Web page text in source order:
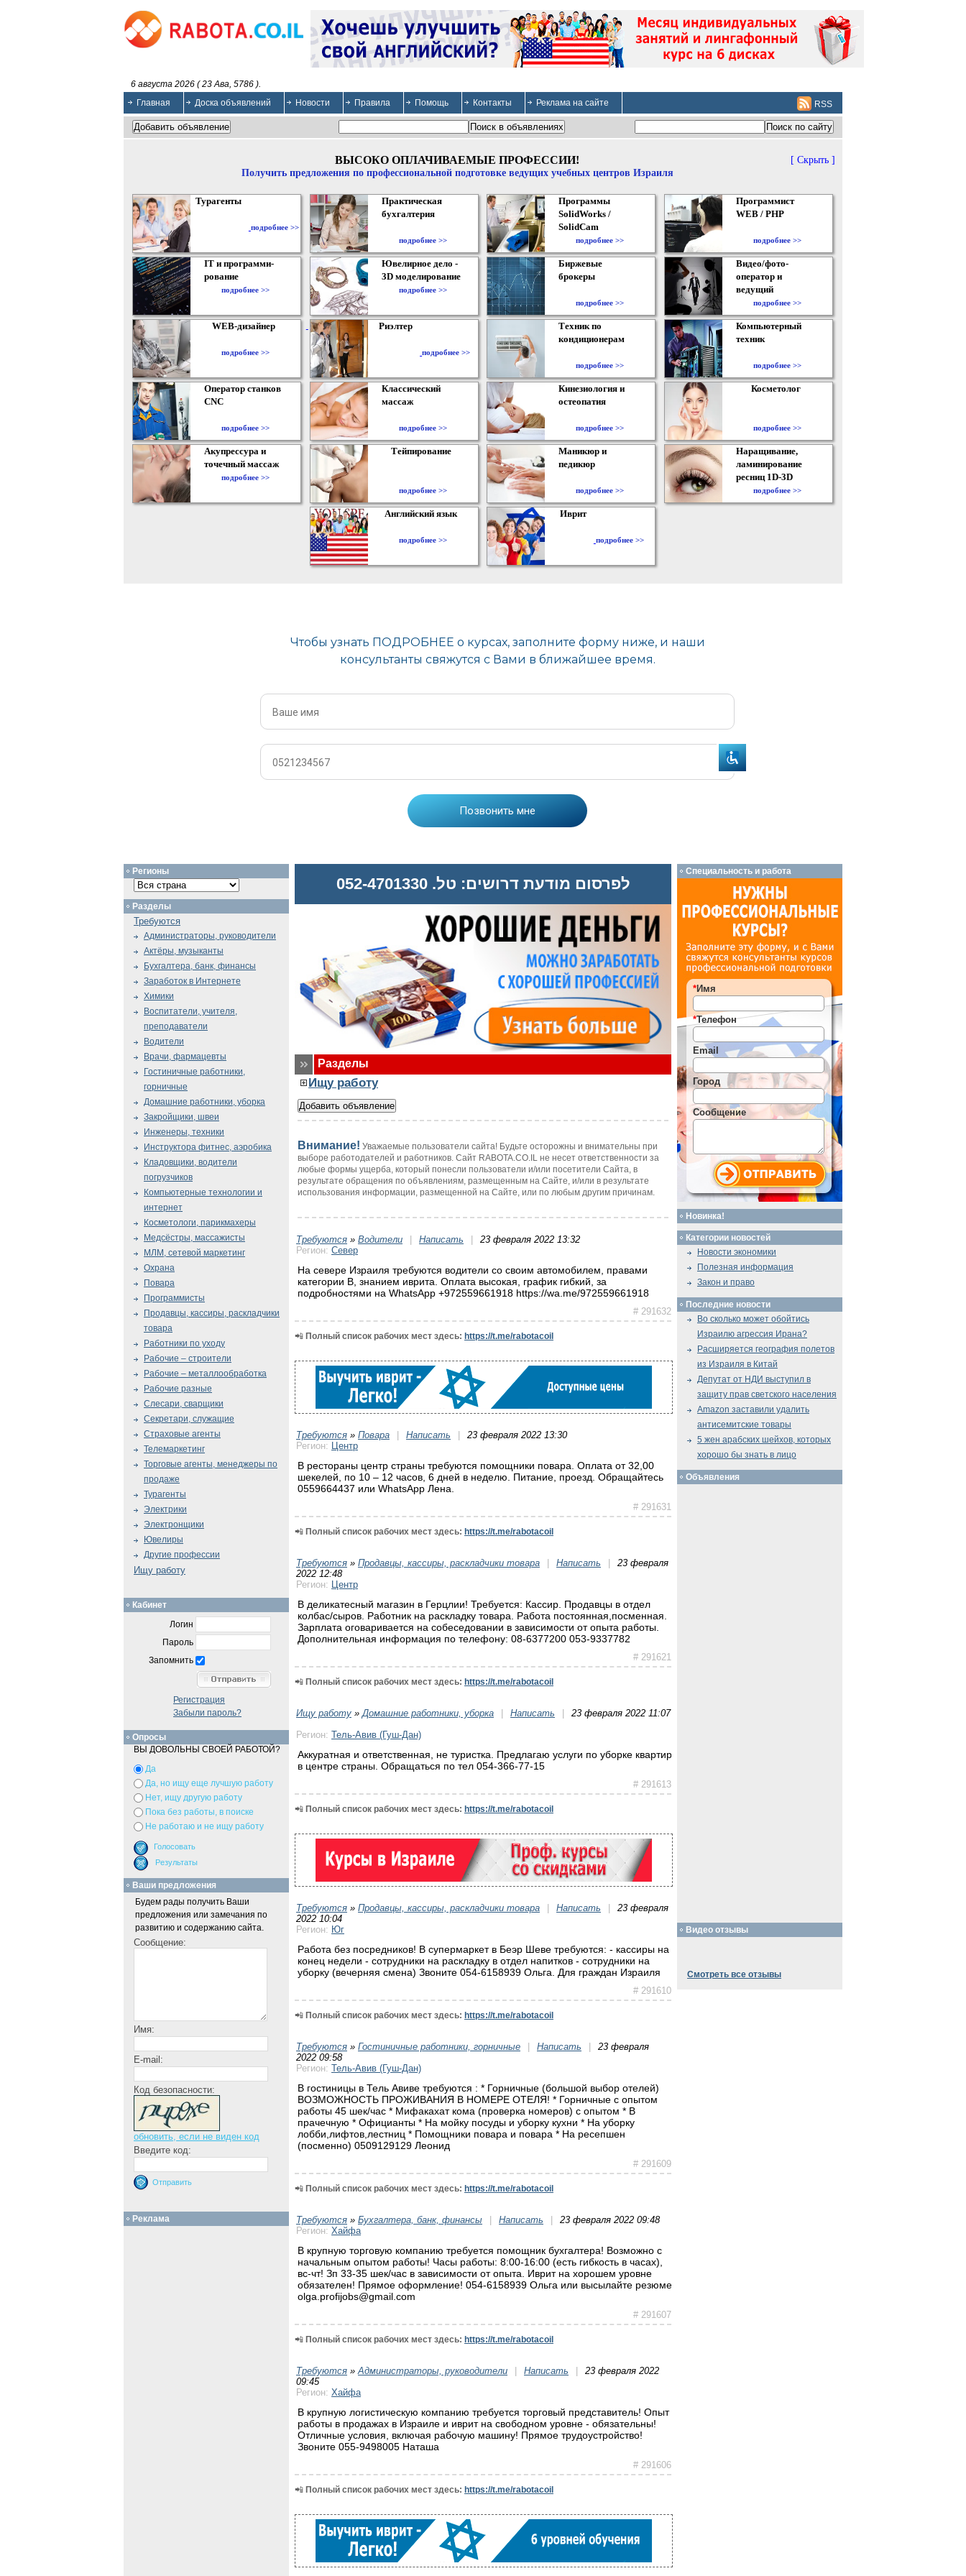
6 августа 2026 ( 23 Ава, 5786 ).
Главная
Доска объявлений Новости Правила Помощь Контакты Реклама на сайте RSS
[ Скрыть ]
ВЫСОКО ОПЛАЧИВАЕМЫЕ ПРОФЕССИИ!
Получить предложения по профессиональной подготовке ведущих учебных центров Израиля
Турагенты
подробнее >>
Практическая
бухгалтерия
подробнее >>
Программы
SolidWorks /
SolidCam
подробнее >>
Программист
WEB / PHP
подробнее >>
IT и программи-
рование
подробнее >>
Ювелирное дело -
3D моделирование
подробнее >>
Биржевые
брокеры
подробнее >>
Видео/фото-
оператор и
ведущий
подробнее >>
WEB-дизайнер
подробнее >>
Риэлтер
подробнее >>
Техник по
кондиционерам
подробнее >>
Компьютерный
техник
подробнее >>
Оператор станков
CNC
подробнее >>
Классический
массаж
подробнее >>
Кинезиология и
остеопатия
подробнее >>
Косметолог
подробнее >>
Акупрессура и
точечный массаж
подробнее >>
Тейпирование
подробнее >>
Маникюр и
педикюр
подробнее >>
Наращивание,
ламинирование
ресниц 1D-3D
подробнее >>
Английский язык
подробнее >>
Иврит
подробнее >>
לפרסום מודעת דרושים: טל. 052-4701330
Разделы
Ищу работу
Внимание! Уважаемые пользователи сайта! Будьте осторожны и внимательны при
выборе работодателей и работников. Сайт RABOTA.CO.IL не несет ответственности за
любые формы ущерба, который понесли пользователи и/или посетители Сайта, в
результате обращения по объявлениям, размещенным на Сайте, и/или в результате
использования информации, размещенной на Сайте, или по любым другим причинам.
Требуются » Водители | Написать |
23 февраля 2022 13:32
Регион: Север
На севере Израиля требуются водители со своим автомобилем, правами
категории В, знанием иврита. Оплата высокая, график гибкий, за
подробностями на WhatsApp +972559661918 https://wa.me/972559661918
# 291632
📲 Полный список рабочих мест здесь: https://t.me/rabotacoil
Требуются » Повара | Написать |
23 февраля 2022 13:30
Регион: Центр
В рестораны центр страны требуются помощники повара. Оплата от 32,00
шекелей, по 10 – 12 часов, 6 дней в неделю. Питание, проезд. Обращайтесь
0559664437 или WhatsApp Лена.
# 291631
📲 Полный список рабочих мест здесь: https://t.me/rabotacoil
Требуются » Продавцы, кассиры, раскладчики товара | Написать |
23 февраля
2022 12:48
Регион: Центр
В деликатесный магазин в Герцлии! Требуется: Кассир. Продавцы в отдел
колбас/сыров. Работник на раскладку товара. Работа постоянная,посменная.
Зарплата оговаривается на собеседовании в зависимости от опыта работы.
Дополнительная информация по телефону: 08-6377200 053-9337782
# 291621
📲 Полный список рабочих мест здесь: https://t.me/rabotacoil
Ищу работу » Домашние работники, уборка | Написать |
23 февраля 2022 11:07
Регион: Тель-Авив (Гуш-Дан)
Аккуратная и ответственная, не туристка. Предлагаю услуги по уборке квартир
в центре страны. Обращаться по тел 054-366-77-15
# 291613
📲 Полный список рабочих мест здесь: https://t.me/rabotacoil
Требуются » Продавцы, кассиры, раскладчики товара | Написать |
23 февраля
2022 10:04
Регион: Юг
Работа без посредников! В супермаркет в Беэр Шеве требуются: - кассиры на
конец недели - сотрудники на раскладку в отдел напитков - сотрудники на
уборку (вечерняя смена) Звоните 054-6158939 Ольга. Для граждан Израиля
# 291610
📲 Полный список рабочих мест здесь: https://t.me/rabotacoil
Требуются » Гостиничные работники, горничные | Написать |
23 февраля
2022 09:58
Регион: Тель-Авив (Гуш-Дан)
В гостиницы в Тель Авиве требуются : * Горничные (большой выбор отелей)
ВОЗМОЖНОСТЬ ПРОЖИВАНИЯ В НОМЕРЕ ОТЕЛЯ! * Горничные с опытом
работы 45 шек/час * Мифакахат кома (проверка номеров) с опытом * В
прачечную * Официанты * На мойку посуды и уборку кухни * На уборку
лобби,лифтов,лестниц * Помощники повара и повара * На ресепшен
(посменно) 0509129129 Леонид
# 291609
📲 Полный список рабочих мест здесь: https://t.me/rabotacoil
Требуются » Бухгалтера, банк, финансы | Написать |
23 февраля 2022 09:48
Регион: Хайфа
В крупную торговую компанию требуется помощник бухгалтера! Возможно с
начальным опытом работы! Часы работы: 8:00-16:00 (есть гибкость в часах),
вс-чт! Зп 33-35 шек/час в зависимости от опыта. Иврит на хорошем уровне
обязателен! Прямое оформление! 054-6158939 Ольга или высылайте резюме
olga.profijobs@gmail.com
# 291607
📲 Полный список рабочих мест здесь: https://t.me/rabotacoil
Требуются » Администраторы, руководители | Написать |
23 февраля 2022
09:45
Регион: Хайфа
В крупную логистическую компанию требуется торговый представитель! Опыт
работы в продажах в Израиле и иврит на свободном уровне - обязательны!
Отличные условия, включая рабочую машину! Прямое трудоустройство!
Звоните 055-9498005 Наташа
# 291606
📲 Полный список рабочих мест здесь: https://t.me/rabotacoil
Регионы
Разделы
Требуются
Администраторы, руководители
Актёры, музыканты
Бухгалтера, банк, финансы
Заработок в Интернете
Химики
Воспитатели, учителя,
преподаватели
Водители
Врачи, фармацевты
Гостиничные работники,
горничные
Домашние работники, уборка
Закройщики, швеи
Инженеры, техники
Инструктора фитнес, аэробика
Кладовщики, водители
погрузчиков
Компьютерные технологии и
интернет
Косметологи, парикмахеры
Медсёстры, массажисты
МЛМ, сетевой маркетинг
Охрана
Повара
Программисты
Продавцы, кассиры, раскладчики
товара
Работники по уходу
Рабочие – строители
Рабочие – металлообработка
Рабочие разные
Слесари, сварщики
Секретари, служащие
Страховые агенты
Телемаркетинг
Торговые агенты, менеджеры по
продаже
Турагенты
Электрики
Электронщики
Ювелиры
Другие профессии
Ищу работу
Кабинет
Логин
Пароль
Запомнить
Регистрация
Забыли пароль?
Опросы
ВЫ ДОВОЛЬНЫ СВОЕЙ РАБОТОЙ?
Да
Да, но ищу еще лучшую работу
Нет, ищу другую работу
Пока без работы, в поиске
Не работаю и не ищу работу
Ваши предложения
Будем рады получить Ваши
предложения или замечания по
развитию и содержанию сайта.
Сообщение:
Имя:
E-mail:
Код безопасности:
обновить, если не виден код
Введите код:
Реклама
Специальность и работа
*Имя
*Телефон
Email
Город
Сообщение
Новинка!
Категории новостей
Новости экономики
Полезная информация
Закон и право
Последние новости
Во сколько может обойтись
Израилю агрессия Ирана?
Расширяется география полетов
из Израиля в Китай
Депутат от НДИ выступил в
защиту прав светского населения
Amazon заставили удалить
антисемитские товары
5 жен арабских шейхов, которых
хорошо бы знать в лицо
Объявления
Видео отзывы
Смотреть все отзывы